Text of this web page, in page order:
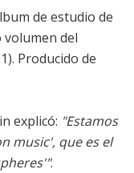
de estudio de
volumen del
Producido de
explicó: "Estamos
music', que es el
'".